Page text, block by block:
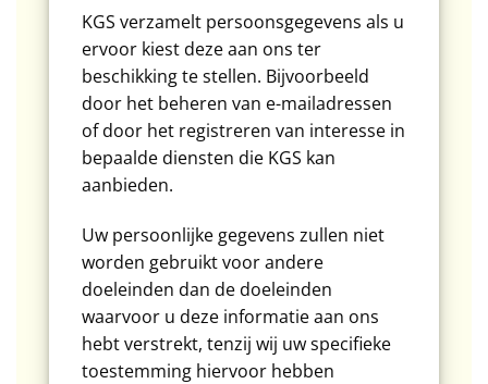
KGS verzamelt persoonsgegevens als u
ervoor kiest deze aan ons ter
beschikking te stellen. Bijvoorbeeld
door het beheren van e-mailadressen
of door het registreren van interesse in
bepaalde diensten die KGS kan
aanbieden.
Uw persoonlijke gegevens zullen niet
worden gebruikt voor andere
doeleinden dan de doeleinden
waarvoor u deze informatie aan ons
hebt verstrekt, tenzij wij uw specifieke
toestemming hiervoor hebben